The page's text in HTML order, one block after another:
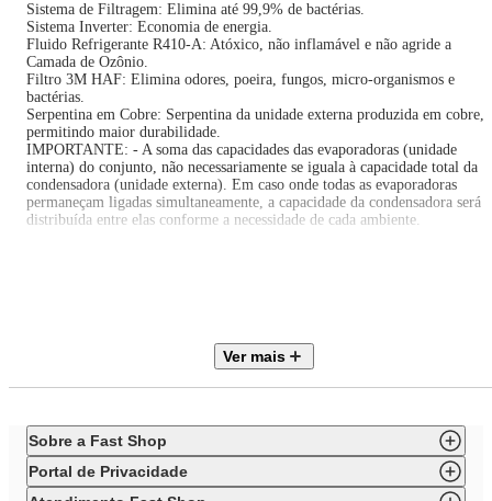
Sistema de Filtragem: Elimina até 99,9% de bactérias.
Sistema Inverter: Economia de energia.
Fluido Refrigerante R410-A: Atóxico, não inflamável e não agride a
Camada de Ozônio.
Filtro 3M HAF: Elimina odores, poeira, fungos, micro-organismos e
bactérias.
Serpentina em Cobre: Serpentina da unidade externa produzida em cobre,
permitindo maior durabilidade.
IMPORTANTE: - A soma das capacidades das evaporadoras (unidade
interna) do conjunto, não necessariamente se iguala à capacidade total da
condensadora (unidade externa). Em caso onde todas as evaporadoras
permaneçam ligadas simultaneamente, a capacidade da condensadora será
distribuída entre elas conforme a necessidade de cada ambiente.
5 (Cinco) Controles remoto,
1 (Uma) Condensadora 42.000 BTU/h.
Ver mais
Sobre a Fast Shop
Portal de Privacidade